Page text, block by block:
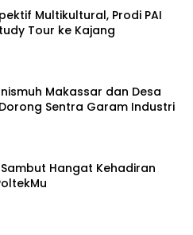
Multikultural, Prodi PAI
Tour ke Kajang
Makassar dan Desa
Sentra Garam Industri
Hangat Kehadiran